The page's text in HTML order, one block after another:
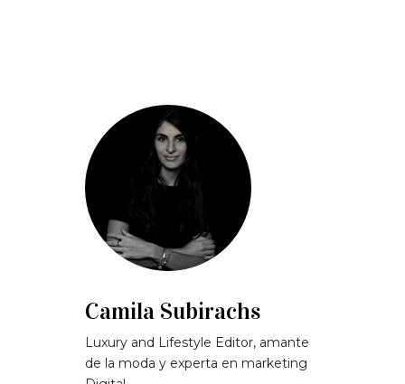
Camila Subirachs
Luxury and Lifestyle Editor, amante
de la moda y experta en marketing